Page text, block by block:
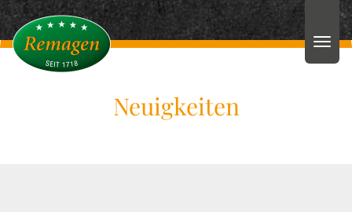
Neuigkeiten